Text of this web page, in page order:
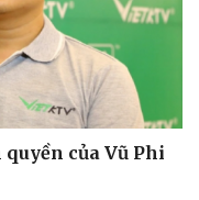
của Vũ Phi